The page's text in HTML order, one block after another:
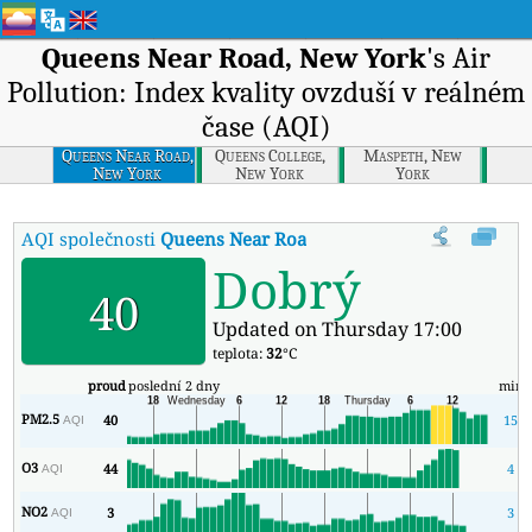
Queens Near Road, New York's Air
Pollution: Index kvality ovzduší v reálném
čase (AQI)
Queens Near Road,
New York
Queens College,
New York
Maspeth, New
York
AQI společnostiQueens Near Road, New York Index kvality
40 Dobrý
Updated on Thursday 17:00
teplota:32°C
proudposlední 2 dny min
PM2.5AQI 40 15
O3AQI 44 4
NO2AQI 3 3